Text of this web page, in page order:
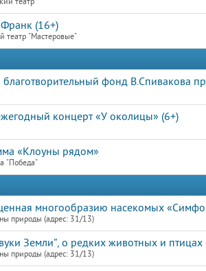
(16+)
театр "Мастеровые"
фонд В.Спивакова
концерт «У околицы» (6+)
«Клоуны рядом»
"Победа"
многообразию насекомых
природы (адрес: 31/13)
Земли”, о редких животных и
природы (адрес: 31/13)